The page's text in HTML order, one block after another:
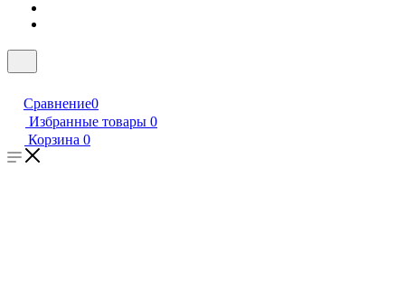
Сравнение0
Избранные товары 0
Корзина 0